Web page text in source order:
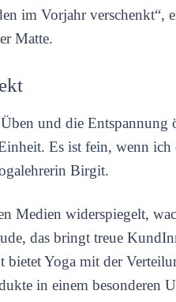
im Vorjahr verschenkt“,
Matte.
und die
Es ist fein, wenn
Birgit.
Medien widerspiegelt,
das bringt treue
Yoga mit der
in einem besonderen